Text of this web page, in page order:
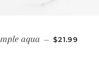
aqua — PRIX
$21.99